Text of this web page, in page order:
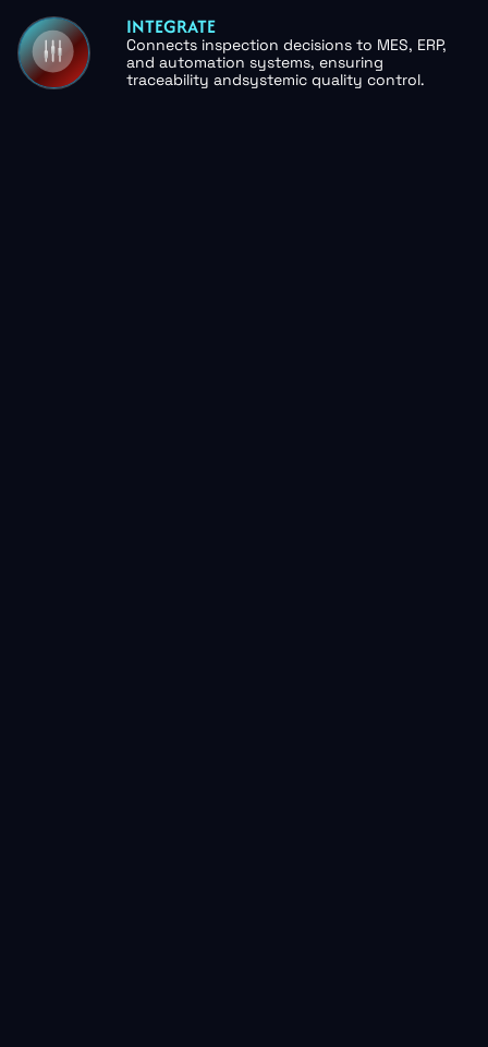
INTEGRATE
Connects inspection decisions to MES, ERP,
and automation systems, ensuring
traceability andsystemic quality control.